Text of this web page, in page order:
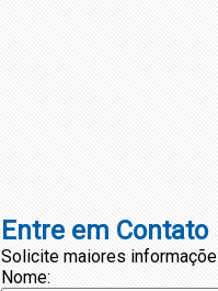
Entre em Contato
Solicite maiores
Nome: